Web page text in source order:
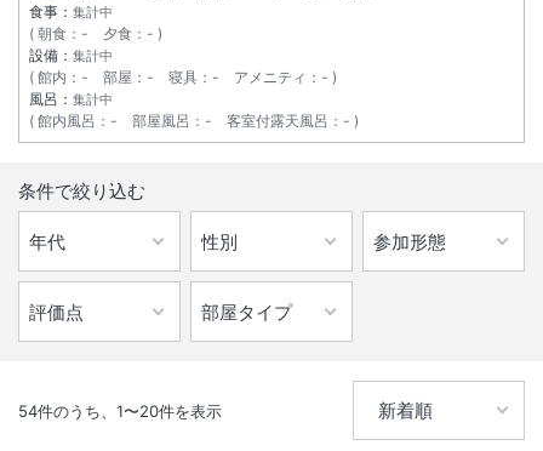
食事： 集計中
朝食 ： - 夕食 ： -
設備： 集計中
館内 ： - 部屋 ： - 寝具 ： - アメニティ ： -
風呂： 集計中
館内風呂 ： - 部屋風呂 ： - 客室付露天風呂 ： -
条件で絞り込む
54件のうち、 1〜20件を表示